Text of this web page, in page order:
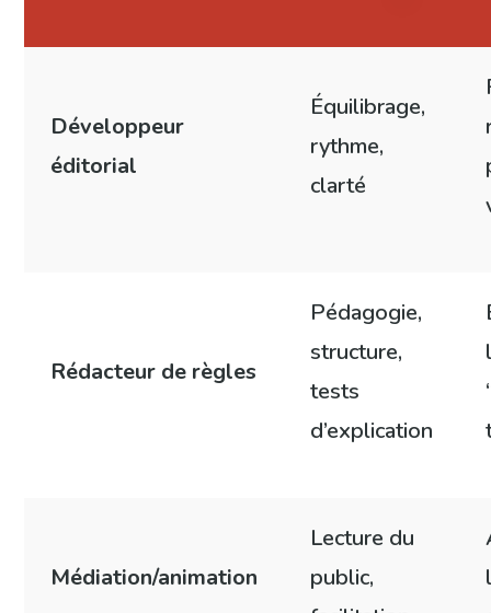
Développeur
éditorial
Équilibrage,
rythme,
clarté
Rédacteur de règles
Pédagogie,
structure,
tests
d’explication
Médiation/animation
Lecture du
public,